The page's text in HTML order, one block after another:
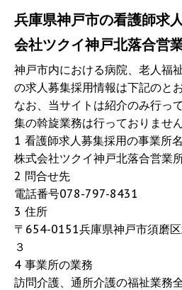
兵庫県神戸市の看護師求
会社ツクイ神戸北落合営
神戸市内における病院、老人福
の求人募集採用情報は下記のと
なお、当サイトは紹介のみ行っ
集の斡旋業務は行っておりません
1 看護師求人募集採用の事業所名
株式会社ツクイ神戸北落合営業
2 問合せ先
電話番号078-797-8431
3 住所
〒654-0151兵庫県神戸市須磨区
３
4 事業所の業務
訪問介護、通所介護の福祉業務